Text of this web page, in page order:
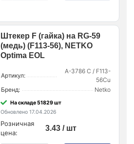
Штекер F (гайка) на RG-59
(медь) (F113-56), NETKO
Optima EOL
Артикул:
A-3786 С / F113-
56Cu
Бренд:
Netko
На складе 51829 шт
Обновлено 17.04.2026
Розничная
цена:
3.43 / шт